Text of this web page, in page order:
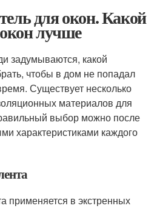
для окон. Какой
лучше
задумываются, какой
чтобы в дом не попадал
Существует несколько
материалов для
выбор можно после
характеристиками каждого
применяется в экстренных